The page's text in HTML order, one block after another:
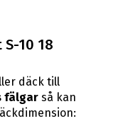
10 18
däck till
fälgar så kan